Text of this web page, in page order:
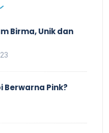
Birma, Unik dan
Berwarna Pink?